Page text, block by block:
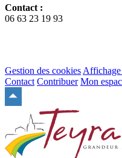
Contact :
06 63 23 19 93
Gestion des cookies Affichage
Contact Contribuer Mon
haut
du
site